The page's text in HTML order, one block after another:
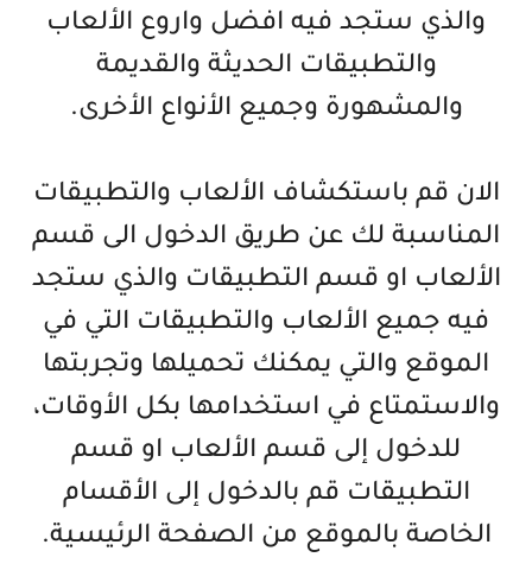
والذي ستجد فيه افضل واروع الألعاب
والتطبيقات الحديثة والقديمة
والمشهورة وجميع الأنواع الأخرى.
الان قم باستكشاف الألعاب والتطبيقات
المناسبة لك عن طريق الدخول الى قسم
الألعاب او قسم التطبيقات والذي ستجد
فيه جميع الألعاب والتطبيقات التي في
الموقع والتي يمكنك تحميلها وتجربتها
والاستمتاع في استخدامها بكل الأوقات،
للدخول إلى قسم الألعاب او قسم
التطبيقات قم بالدخول إلى الأقسام
الخاصة بالموقع من الصفحة الرئيسية.